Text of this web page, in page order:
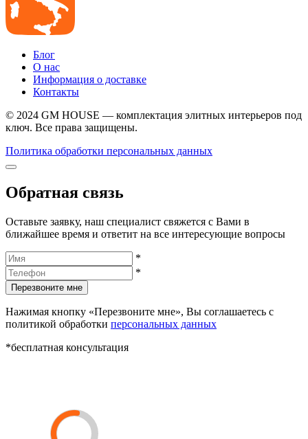
Блог
О нас
Информация о доставке
Контакты
© 2024 GM HOUSE — комплектация элитных интерьеров под
ключ. Все права защищены.
Политика обработки персональных данных
Обратная связь
Оставьте заявку, наш специалист свяжется с Вами в
ближайшее время и ответит на все интересующие вопросы
*
*
Перезвоните мне
Нажимая кнопку «Перезвоните мне», Вы соглашаетесь с
политикой обработки персональных данных
*бесплатная консультация